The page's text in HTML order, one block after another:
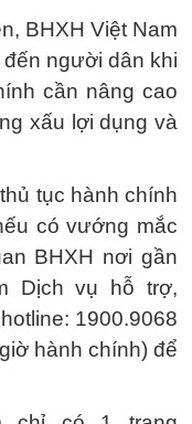
BHXH Việt Nam
người dân khi
cần nâng cao
xấu lợi dụng và
tục hành chính
có vướng mắc
BHXH nơi gần
Dịch vụ hỗ trợ,
1900.9068
hành chính) để